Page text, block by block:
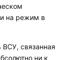
на режим в
связанная
ни к